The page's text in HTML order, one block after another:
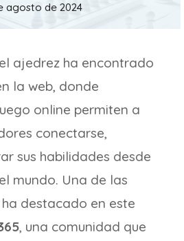
agosto de 2024
ajedrez ha encontrado
la web, donde
online permiten a
conectarse,
sus habilidades desde
mundo. Una de las
destacado en este
, una comunidad que